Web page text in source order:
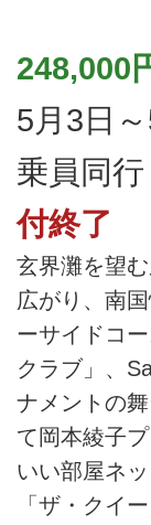
248,000
5月3日
乗員同
付終了
玄界灘を望
広がり、南
ーサイドコ
クラブ」、
ナメントの
て岡本綾子
いい部屋ネ
「ザ・クイ